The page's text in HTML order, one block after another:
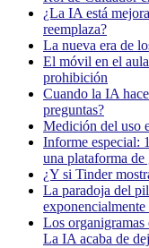
¿La IA está
reemplaza?
La nueva era de
El móvil en el
prohibición
Cuando la IA
preguntas?
Medición del uso
Informe especial:
una plataforma
¿Y si Tinder
La paradoja del
Los organigramas
La IA acaba de